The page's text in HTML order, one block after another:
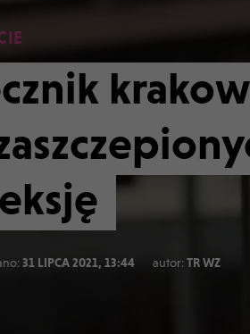
31 LIPCA 2021, 13:44 autor: TR WZ